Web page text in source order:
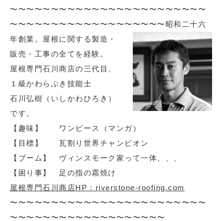
〜〜〜〜〜〜〜〜〜〜〜〜〜〜〜〜〜〜〜〜〜〜〜〜
〜〜〜〜〜〜〜〜〜〜〜〜〜〜〜〜〜〜〜 昭和二十六
年創業。屋根に関する製造・
販売・工事の全てを経験。
屋根専門石川商店の三代目、
１級かわらぶき技能士
石川弘樹（いしかわひろき）
です。
【趣味】 ワンピース（マンガ）
【目標】 瓦割り世界チャンピオン
【ブーム】 ヴィンスモーク家って一体、、、
【困り事】 足の指の霜焼け
屋根専門石川商店HP：riverstone-roofing.com
〜〜〜〜〜〜〜〜〜〜〜〜〜〜〜〜〜〜〜〜〜〜〜〜
〜〜〜〜〜〜〜〜〜〜〜〜〜〜〜〜〜〜〜